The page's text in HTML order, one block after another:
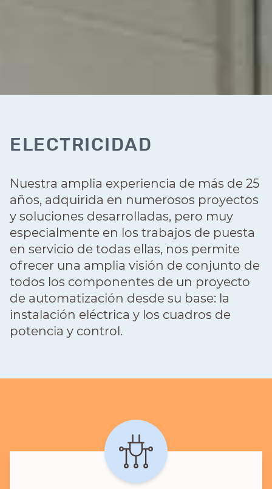
ELECTRICIDAD
Nuestra amplia experiencia de más de 25
años, adquirida en numerosos proyectos
y soluciones desarrolladas, pero muy
especialmente en los trabajos de puesta
en servicio de todas ellas, nos permite
ofrecer una amplia visión de conjunto de
todos los componentes de un proyecto
de automatización desde su base: la
instalación eléctrica y los cuadros de
potencia y control.